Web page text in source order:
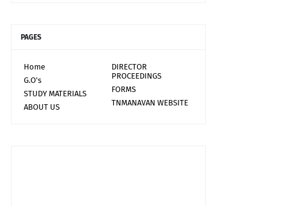
PAGES
Home
DIRECTOR
PROCEEDINGS
G.O's
FORMS
STUDY MATERIALS
TNMANAVAN WEBSITE
ABOUT US